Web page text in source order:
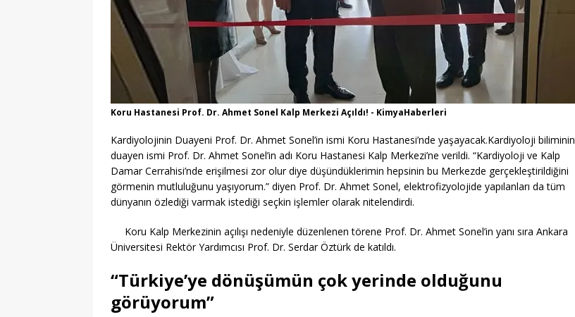
Koru Hastanesi Prof. Dr. Ahmet Sonel Kalp Merkezi Açıldı! - KimyaHaberleri
Kardiyolojinin Duayeni Prof. Dr. Ahmet Sonel’in ismi Koru Hastanesi’nde yaşayacak.Kardiyoloji biliminin
duayen ismi Prof. Dr. Ahmet Sonel’in adı Koru Hastanesi Kalp Merkezi’ne verildi. “Kardiyoloji ve Kalp
Damar Cerrahisi’nde erişilmesi zor olur diye düşündüklerimin hepsinin bu Merkezde gerçekleştirildiğini
görmenin mutluluğunu yaşıyorum.” diyen Prof. Dr. Ahmet Sonel, elektrofizyolojide yapılanları da tüm
dünyanın özlediği varmak istediği seçkin işlemler olarak nitelendirdi.
Koru Kalp Merkezinin açılışı nedeniyle düzenlenen törene Prof. Dr. Ahmet Sonel’in yanı sıra Ankara
Üniversitesi Rektör Yardımcısı Prof. Dr. Serdar Öztürk de katıldı.
“Türkiye’ye dönüşümün çok yerinde olduğunu
görüyorum”